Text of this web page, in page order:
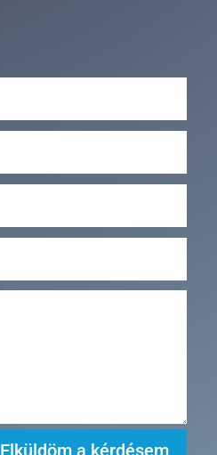
Elküldöm a kérdésem